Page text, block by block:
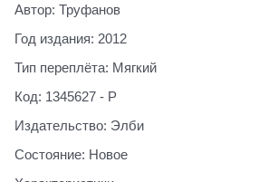
Автор: Труфанов
Год издания: 2012
Тип переплёта: Мягкий
Код: 1345627 - Р
Издательство: Элби
Состояние: Новое